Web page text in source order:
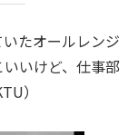
たオールレンジ
いけど、仕事部
）